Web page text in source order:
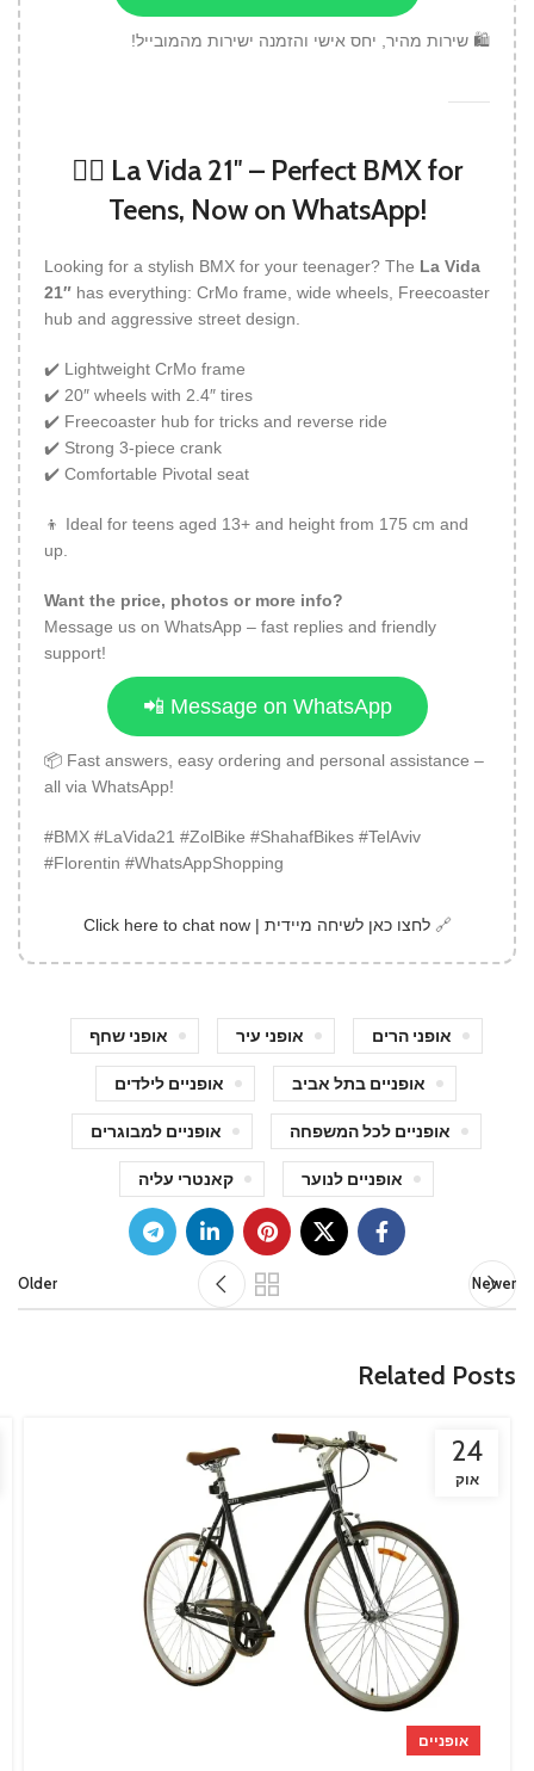
🛍️ שירות מהיר, יחס אישי והזמנה ישירות מהמובייל!
🚴‍♂️ La Vida 21″ – Perfect BMX for
Teens, Now on WhatsApp!
Looking for a stylish BMX for your teenager? The La Vida
21″ has everything: CrMo frame, wide wheels, Freecoaster
hub and aggressive street design.
✔️ Lightweight CrMo frame
✔️ 20″ wheels with 2.4″ tires
✔️ Freecoaster hub for tricks and reverse ride
✔️ Strong 3-piece crank
✔️ Comfortable Pivotal seat
👦 Ideal for teens aged 13+ and height from 175 cm and
up.
Want the price, photos or more info?
Message us on WhatsApp – fast replies and friendly
support!
📲 Message on WhatsApp
📦 Fast answers, easy ordering and personal assistance –
all via WhatsApp!
#BMX #LaVida21 #ZolBike #ShahafBikes #TelAviv
#Florentin #WhatsAppShopping
🔗לחצו כאן לשיחה מיידית | Click here to chat now
אופני הרים אופני עיר אופני שחף
אופניים בתל אביב אופניים לילדים
אופניים לכל המשפחה אופניים למבוגרים
אופניים לנוער קאנטרי עליה
Newer
Older
Related Posts
24
אוק
אופניים